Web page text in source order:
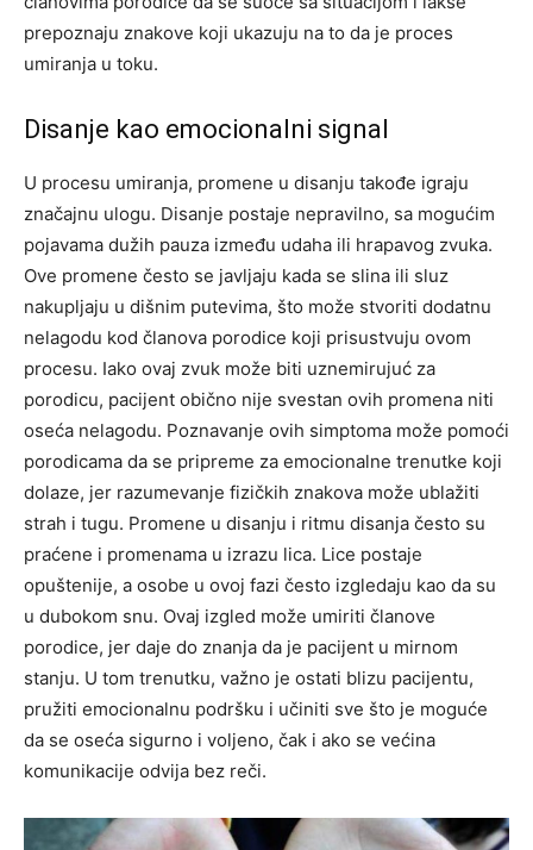
prepoznaju znakove koji ukazuju na to da je proces
umiranja u toku.
Disanje kao emocionalni signal
U procesu umiranja, promene u disanju takođe igraju
značajnu ulogu. Disanje postaje nepravilno, sa mogućim
pojavama dužih pauza između udaha ili hrapavog zvuka.
Ove promene često se javljaju kada se slina ili sluz
nakupljaju u dišnim putevima, što može stvoriti dodatnu
nelagodu kod članova porodice koji prisustvuju ovom
procesu. Iako ovaj zvuk može biti uznemirujuć za
porodicu, pacijent obično nije svestan ovih promena niti
oseća nelagodu. Poznavanje ovih simptoma može pomoći
porodicama da se pripreme za emocionalne trenutke koji
dolaze, jer razumevanje fizičkih znakova može ublažiti
strah i tugu. Promene u disanju i ritmu disanja često su
praćene i promenama u izrazu lica. Lice postaje
opuštenije, a osobe u ovoj fazi često izgledaju kao da su
u dubokom snu. Ovaj izgled može umiriti članove
porodice, jer daje do znanja da je pacijent u mirnom
stanju. U tom trenutku, važno je ostati blizu pacijentu,
pružiti emocionalnu podršku i učiniti sve što je moguće
da se oseća sigurno i voljeno, čak i ako se većina
komunikacije odvija bez reči.